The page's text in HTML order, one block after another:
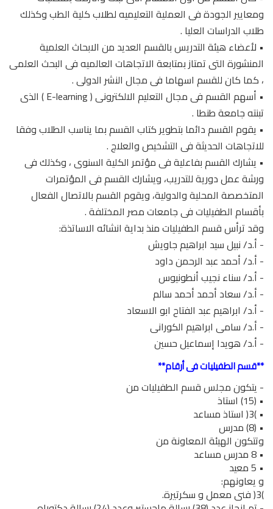
ومعايير الجودة فى العملية التعليميه لطلاب كلية الطب وكذلك
طلاب الدراسات العليا .
• لأعضاء هيئة التدريس بالقسم العديد من الابحاث العلمية
المنشورة التى تمتاز بمتابعة الاتجاهات العالميه فى البحث العلمى
، كما كان للقسم اسهاما فى مجال النشر الدولى .
• أسهم القسم فى مجال التعليم الالكترونى ( E-learning ) الذى
تبنته جامعة طنطا .
• يقوم القسم دائما بتطوير كتاب القسم بما يناسب الطلاب وفقا
للاتجاهات الحديثة فى التشخيص والعلاج .
• يشارك القسم بفاعلية فى مؤتمر الكلية السنوى ، وكذلك فى
ورشة عمل دورية للتدريب، ويشارك القسم فى المؤتمرات
المتخصصة المحلية والدولية، ويقوم القسم بالاتصال الفعال
بأقسام الطفيليات فى جامعات مصر المختلفة .
وقد ترأس قسم الطفيليات منذ بداية انشائه الاساتذة:
- أ.د/ نبيل سيد ابراهيم جاويش
- أ.د/ أحمد عبد الرحمن داود
- أ.د/ سناء نجيب أنطونيوس
- أ.د/ سعاد أحمد أحمد سالم
- أ.د/ ابراهيم عبد الفتاح ابو الاسعاد
- أ.د/ سامى ابراهيم الكورانى
- أ.د/ هويدا إسماعيل حسين
**قسم الطفيليات فى أرقام**
- يتكون مجلس قسم الطفيليات من
• (15) استاذ
• )3( استاذ مساعد
• (8) مدرس
وتتكون الهيئة المعاونة من
• 8 مدرس مساعد
• 5 معيد
و يعاونهم:
)3( فنى معمل و سكرتيرة.